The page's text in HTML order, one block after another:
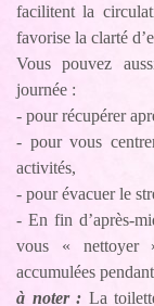
facilitent la
favorise la clarté
Vous pouvez
journée :
- pour récupérer
- pour vous
activités,
- pour évacuer le
- En fin d’après-
vous « nettoyer
accumulées
à noter : La